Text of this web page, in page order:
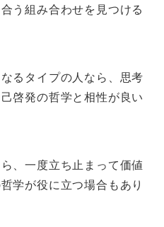
う組み合わせを見つける
るタイプの人なら、思考
啓発の哲学と相性が良い
、一度立ち止まって価値
学が役に立つ場合もあり